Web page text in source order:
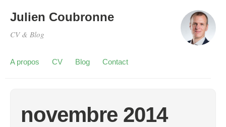
Julien Coubronne
CV & Blog
A propos CV Blog Contact
novembre 2014